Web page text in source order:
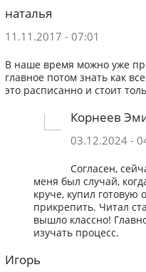
наталья
11.11.2017 - 07:01
В наше время можно уже
главное потом знать как
это расписанно и стоит
Корнеев
03.12.2024 -
Согласен,
меня был случай,
круче, купил готовую
прикрепить. Читал
вышло классно!
изучать процесс.
Игорь